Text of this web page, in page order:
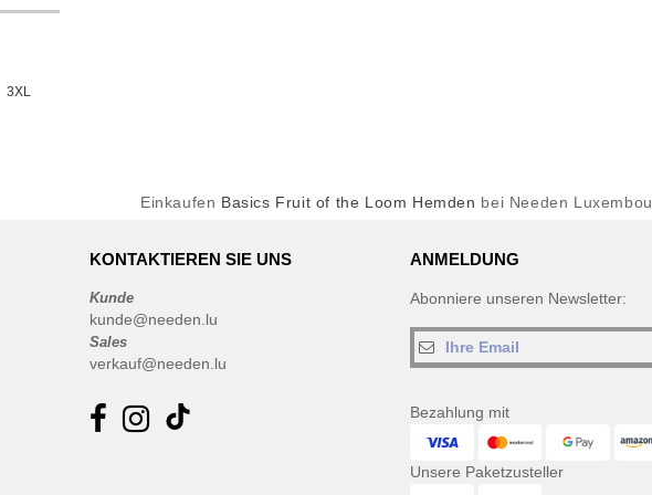
3XL
Einkaufen Basics Fruit of the Loom Hemden bei Needen
KONTAKTIEREN SIE UNS
Kunde
kunde@needen.lu
Sales
verkauf@needen.lu
ANMELDUNG
Abonniere unseren Newsletter:
Bezahlung mit
Unsere Paketzusteller